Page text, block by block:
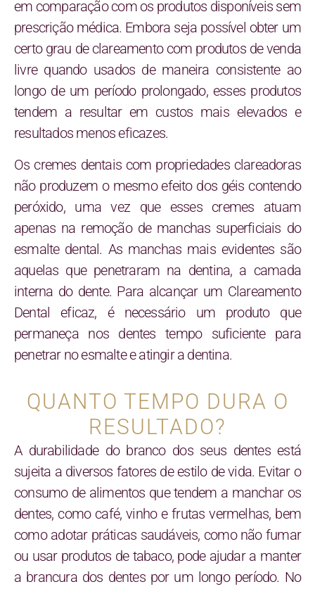
em comparação com os produtos disponíveis sem
prescrição médica. Embora seja possível obter um
certo grau de clareamento com produtos de venda
livre quando usados de maneira consistente ao
longo de um período prolongado, esses produtos
tendem a resultar em custos mais elevados e
resultados menos eficazes.
Os cremes dentais com propriedades clareadoras
não produzem o mesmo efeito dos géis contendo
peróxido, uma vez que esses cremes atuam
apenas na remoção de manchas superficiais do
esmalte dental. As manchas mais evidentes são
aquelas que penetraram na dentina, a camada
interna do dente. Para alcançar um Clareamento
Dental eficaz, é necessário um produto que
permaneça nos dentes tempo suficiente para
penetrar no esmalte e atingir a dentina.
QUANTO TEMPO DURA O
RESULTADO?
A durabilidade do branco dos seus dentes está
sujeita a diversos fatores de estilo de vida. Evitar o
consumo de alimentos que tendem a manchar os
dentes, como café, vinho e frutas vermelhas, bem
como adotar práticas saudáveis, como não fumar
ou usar produtos de tabaco, pode ajudar a manter
a brancura dos dentes por um longo período. No